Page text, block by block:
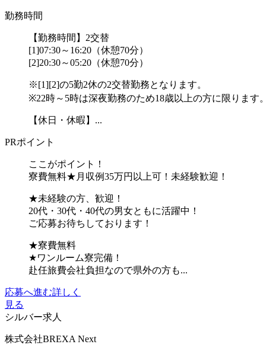
勤務時間
【勤務時間】2交替
[1]07:30～16:20（休憩70分）
[2]20:30～05:20（休憩70分）
※[1][2]の5勤2休の2交替勤務となります。
※22時～5時は深夜勤務のため18歳以上の方に限ります。
【休日・休暇】...
PRポイント
ここがポイント！
寮費無料★月収例35万円以上可！未経験歓迎！
★未経験の方、歓迎！
20代・30代・40代の男女ともに活躍中！
ご応募お待ちしております！
★寮費無料
★ワンルーム寮完備！
赴任旅費会社負担なので県外の方も...
応募へ進む詳しく
見る
シルバー求人
株式会社BREXA Next